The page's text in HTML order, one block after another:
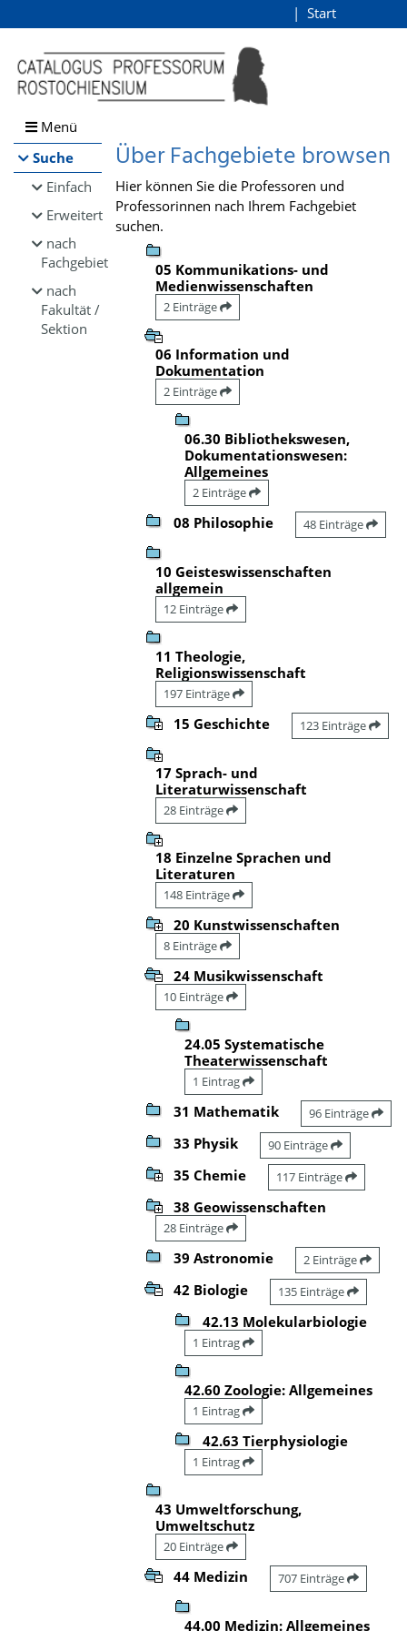
Browsen
direkt zum Inhalt
Start
Menü
Suche
Einfach
Erweitert
nach
Fachgebiet
nach
Fakultät /
Sektion
Über Fachgebiete browsen
Hier können Sie die Professoren und
Professorinnen nach Ihrem Fachgebiet
suchen.
05 Kommunikations- und
Medienwissenschaften
2 Einträge
06 Information und
Dokumentation
2 Einträge
06.30 Bibliothekswesen,
Dokumentationswesen:
Allgemeines
2 Einträge
08 Philosophie 48 Einträge
10 Geisteswissenschaften
allgemein
12 Einträge
11 Theologie,
Religionswissenschaft
197 Einträge
15 Geschichte 123 Einträge
17 Sprach- und
Literaturwissenschaft
28 Einträge
18 Einzelne Sprachen und
Literaturen
148 Einträge
20 Kunstwissenschaften
8 Einträge
24 Musikwissenschaft
10 Einträge
24.05 Systematische
Theaterwissenschaft
1 Eintrag
31 Mathematik 96 Einträge
33 Physik 90 Einträge
35 Chemie 117 Einträge
38 Geowissenschaften
28 Einträge
39 Astronomie 2 Einträge
42 Biologie 135 Einträge
42.13 Molekularbiologie
1 Eintrag
42.60 Zoologie: Allgemeines
1 Eintrag
42.63 Tierphysiologie
1 Eintrag
43 Umweltforschung,
Umweltschutz
20 Einträge
44 Medizin 707 Einträge
44.00 Medizin: Allgemeines